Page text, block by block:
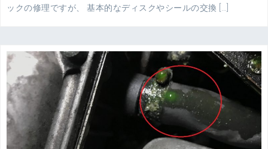
ックの修理ですが、 基本的なディスクやシールの交換 […]